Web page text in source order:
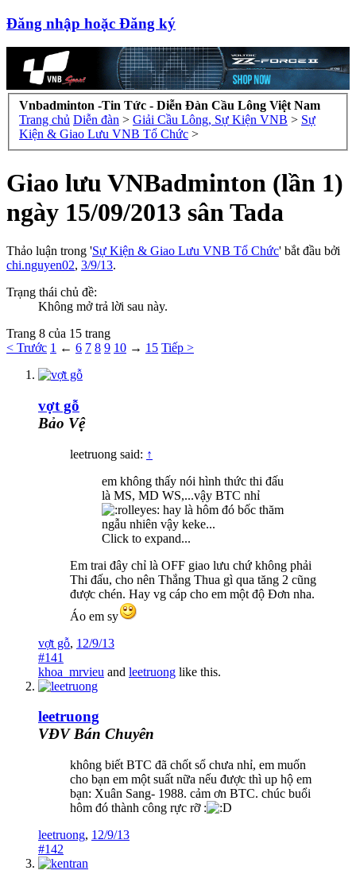
Đăng nhập hoặc Đăng ký
Vnbadminton -Tin Tức - Diễn Đàn Cầu Lông Việt Nam
Trang chủ Diễn đàn > Giải Cầu Lông, Sự Kiện VNB > Sự
Kiện & Giao Lưu VNB Tổ Chức >
Giao lưu VNBadminton (lần 1)
ngày 15/09/2013 sân Tada
Thảo luận trong 'Sự Kiện & Giao Lưu VNB Tổ Chức' bắt đầu bởi
chi.nguyen02, 3/9/13.
Trạng thái chủ đề:
Không mở trả lời sau này.
Trang 8 của 15 trang
< Trước 1 ← 6 7 8 9 10 → 15 Tiếp >
vợt gỗ
Bảo Vệ
leetruong said: ↑
em không thấy nói hình thức thi đấu
là MS, MD WS,...vậy BTC nhỉ
hay là hôm đó bốc thăm
ngẫu nhiên vậy keke...
Click to expand...
Em trai đây chỉ là OFF giao lưu chứ không phải
Thi đấu, cho nên Thắng Thua gì qua tăng 2 cũng
được chén. Hay vg cáp cho em một độ Đơn nha.
Áo em sy
vợt gỗ, 12/9/13
#141
khoa_mrvieu and leetruong like this.
leetruong
VĐV Bán Chuyên
không biết BTC đã chốt sổ chưa nhỉ, em muốn
cho bạn em một suất nữa nếu được thì up hộ em
bạn: Xuân Sang- 1988. cảm ơn BTC. chúc buổi
hôm đó thành công rực rỡ :
leetruong, 12/9/13
#142